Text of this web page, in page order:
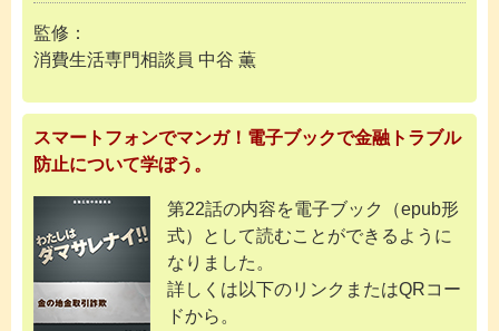
監修：
消費生活専門相談員 中谷 薫
スマートフォンでマンガ！電子ブックで金融トラブル
防止について学ぼう。
第22話の内容を電子ブック（epub形
式）として読むことができるように
なりました。
詳しくは以下のリンクまたはQRコー
ドから。